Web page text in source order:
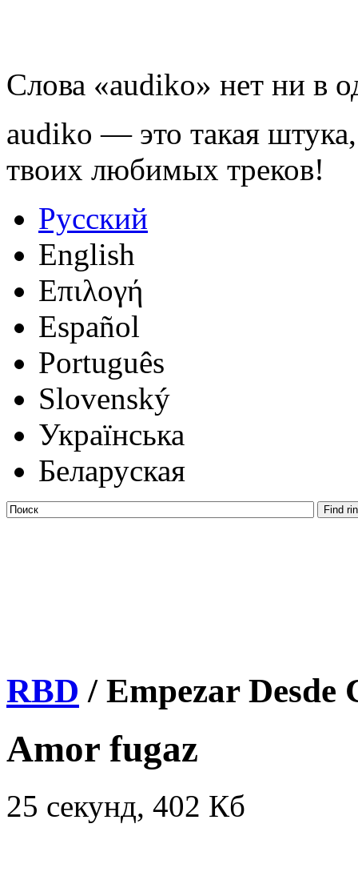
Слова «audiko» нет ни в
audiko — это такая
твоих любимых треков!
Русский
English
Επιλογή
Español
Português
Slovenský
Українська
Беларуская
RBD / Empezar Desde
Amor fugaz
25 секунд, 402 Кб